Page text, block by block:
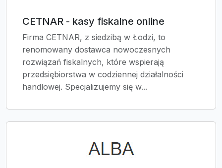
CETNAR - kasy fiskalne online
Firma CETNAR, z siedzibą w Łodzi, to
renomowany dostawca nowoczesnych
rozwiązań fiskalnych, które wspierają
przedsiębiorstwa w codziennej działalności
handlowej. Specjalizujemy się w...